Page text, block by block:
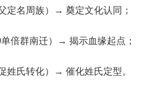
定名周族）→ 奠定文化认同；
倍群南迁）→ 揭示血缘起点；
姓氏转化）→ 催化姓氏定型。